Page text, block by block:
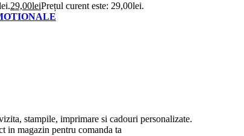
29,00leiPrețul curent este: 29,00lei.
stampile, imprimare si cadouri personalizate.
in magazin pentru comanda ta